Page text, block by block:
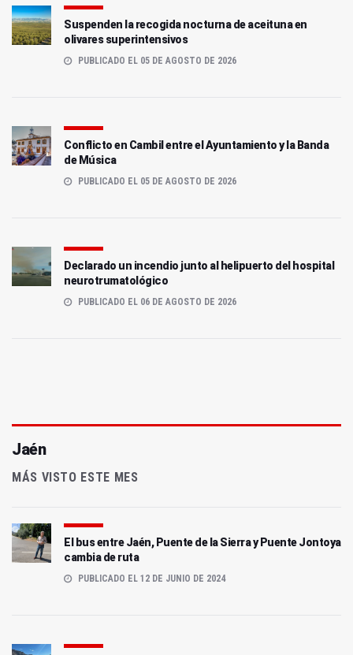
Suspenden la recogida nocturna de aceituna en
olivares superintensivos
PUBLICADO EL 05 DE AGOSTO DE 2026
Conflicto en Cambil entre el Ayuntamiento y la Banda
de Música
PUBLICADO EL 05 DE AGOSTO DE 2026
Declarado un incendio junto al helipuerto del hospital
neurotrumatológico
PUBLICADO EL 06 DE AGOSTO DE 2026
Jaén
MÁS VISTO ESTE MES
El bus entre Jaén, Puente de la Sierra y Puente Jontoya
cambia de ruta
PUBLICADO EL 12 DE JUNIO DE 2024